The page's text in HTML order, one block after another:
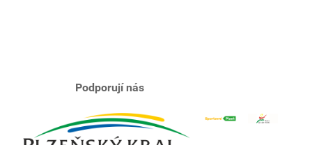
Podporují nás